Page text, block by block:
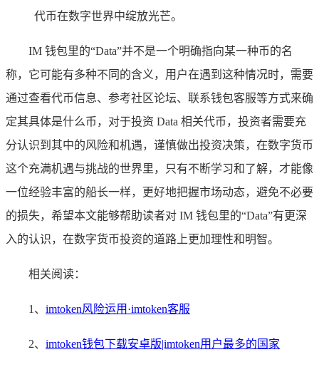
代币在数字世界中绽放光芒。
IM 钱包里的“Data”并不是一个明确指向某一种币的名
称，它可能有多种不同的含义，用户在遇到这种情况时，需要
通过查看代币信息、参考社区论坛、联系钱包客服等方式来确
定其具体是什么币，对于投资 Data 相关代币，投资者需要充
分认识到其中的风险和机遇，谨慎做出投资决策，在数字货币
这个充满机遇与挑战的世界里，只有不断学习和了解，才能像
一位经验丰富的船长一样，更好地把握市场动态，避免不必要
的损失，希望本文能够帮助读者对 IM 钱包里的“Data”有更深
入的认识，在数字货币投资的道路上更加理性和明智。
相关阅读：
1、 imtoken风险运用·imtoken客服
2、 imtoken钱包下载安卓版|imtoken用户最多的国家